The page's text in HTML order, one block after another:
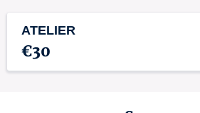
ATELIER
€30